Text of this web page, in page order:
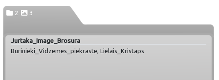
2 3
Jurtaka_Image_Brosura
Burinieki_Vidzemes_piekraste, Lielais_Kristaps